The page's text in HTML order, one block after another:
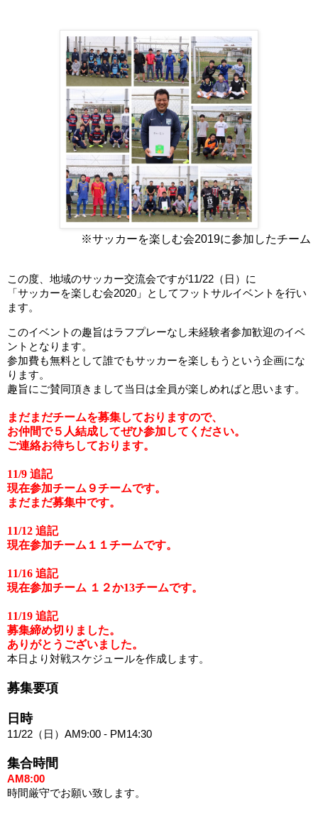
※サッカーを楽しむ会2019に参加したチーム
この度、地域のサッカー交流会ですが11/22（日）に
「サッカーを楽しむ会2020」
としてフットサルイベントを行い
ます。
このイベントの趣旨はラフプレーなし未経験者参加歓迎のイベ
ントとなります。
参加費も無料として誰でもサッカーを楽しもうという企画にな
ります。
趣旨にご賛同頂きまして当日は全員が楽しめればと思います。
まだまだチームを募集しておりますので、
お仲間で５人結成してぜひ参加してください。
ご連絡お待ちしております。
11/9 追記
現在参加チーム９チームです。
まだまだ募集中です。
11/12 追記
現在参加チーム１１チームです。
11/16 追記
現在参加チーム １２か13チームです。
11/19 追記
募集締め切りました。
ありがとうございました。
本日より対戦スケジュールを作成します。
募集要項
日時
11/22（日）AM9:00 - PM14:30
集合時間
AM8:00
時間厳守でお願い致します。